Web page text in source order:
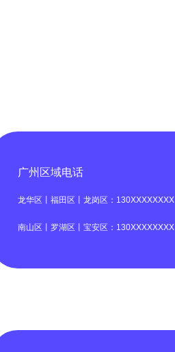
广州区域电话
龙华区丨福田区丨龙岗区：130XXXXXXXX
南山区丨罗湖区丨宝安区：130XXXXXXXX